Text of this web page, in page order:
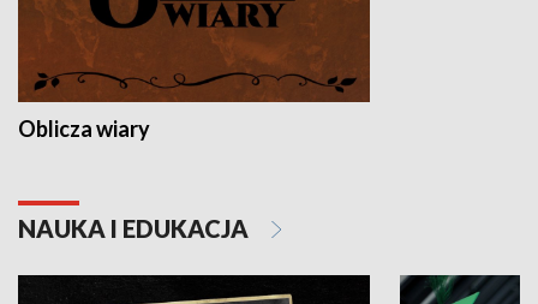
Oblicza wiary
NAUKA I EDUKACJA